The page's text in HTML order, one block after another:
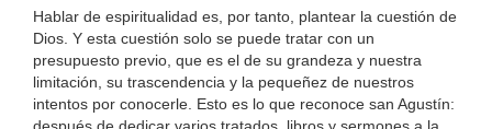
Hablar de espiritualidad es, por tanto, plantear la cuestión de
Dios. Y esta cuestión solo se puede tratar con un
presupuesto previo, que es el de su grandeza y nuestra
limitación, su trascendencia y la pequeñez de nuestros
intentos por conocerle. Esto es lo que reconoce san Agustín:
después de dedicar varios tratados, libros y sermones a la